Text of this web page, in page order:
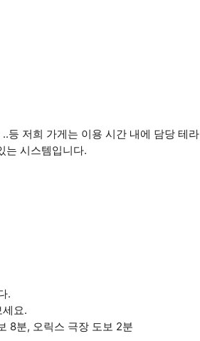
등 저희 가게는 이용 시간 내에 담당 테라
는 시스템입니다.
.
요.
8분, 오릭스 극장 도보 2분